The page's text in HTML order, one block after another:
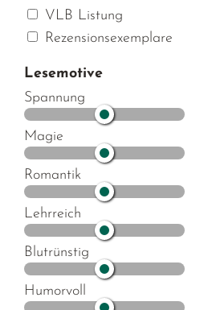
VLB Listung
Rezensionsexemplare
Lesemotive
Spannung
Magie
Romantik
Lehrreich
Blutrünstig
Humorvoll